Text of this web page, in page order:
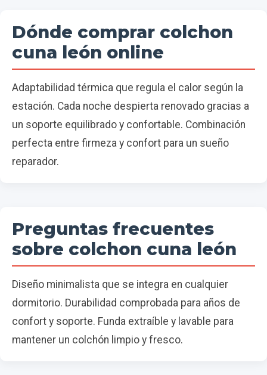
Dónde comprar colchon
cuna león online
Adaptabilidad térmica que regula el calor según la
estación. Cada noche despierta renovado gracias a
un soporte equilibrado y confortable. Combinación
perfecta entre firmeza y confort para un sueño
reparador.
Preguntas frecuentes
sobre colchon cuna león
Diseño minimalista que se integra en cualquier
dormitorio. Durabilidad comprobada para años de
confort y soporte. Funda extraíble y lavable para
mantener un colchón limpio y fresco.